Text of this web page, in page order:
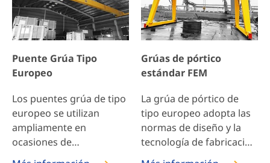
Puente Grúa Tipo
Europeo
Los puentes grúa de tipo
europeo se utilizan
ampliamente en
ocasiones de
manipulación de
Grúas de pórtico
estándar FEM
La grúa de pórtico de
tipo europeo adopta las
normas de diseño y la
tecnología de fabricación
europeas, cumple con el